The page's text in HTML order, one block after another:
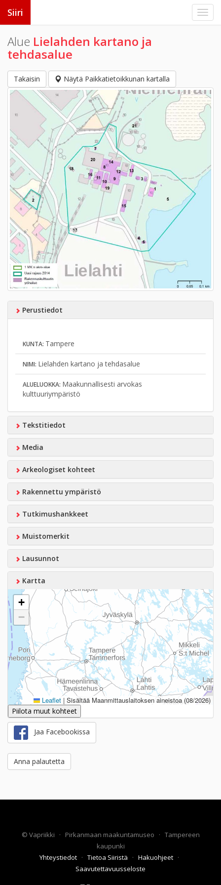
Siiri
Alue Lielahden kartano ja
tehdasalue
Takaisin Näytä Paikkatietoikkunan kartalla
Perustiedot
KUNTA: Tampere
NIMI: Lielahden kartano ja tehdasalue
ALUELUOKKA: Maakunnallisesti arvokas
kulttuuriympäristö
Tekstitiedot
Media
Arkeologiset kohteet
Rakennettu ympäristö
Tutkimushankkeet
Muistomerkit
Lausunnot
Kartta
+
−
Leaflet | Sisältää Maanmittauslaitoksen aineistoa (08/2026)
Piilota muut kohteet
Jaa Facebookissa
Anna palautetta
© Vapriikki · Pirkanmaan maakuntamuseo · Tampereen
kaupunki
Yhteystiedot · Tietoa Siiristä · Hakuohjeet ·
Saavutettavuusseloste